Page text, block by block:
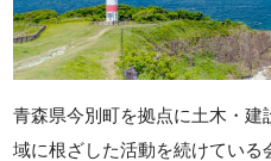
青森県今別町を拠点に土木・
域に根ざした活動を続けてい